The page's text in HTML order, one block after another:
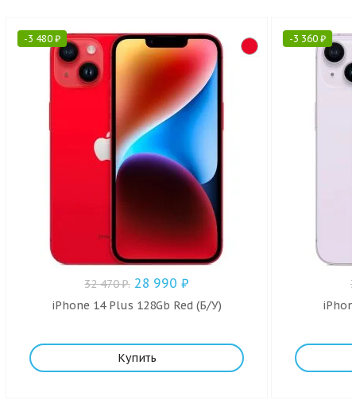
-3 480₽
32 470₽. 28 990 ₽
iPhone 14 Plus 128Gb Red (Б/У)
Купить
-3 360₽